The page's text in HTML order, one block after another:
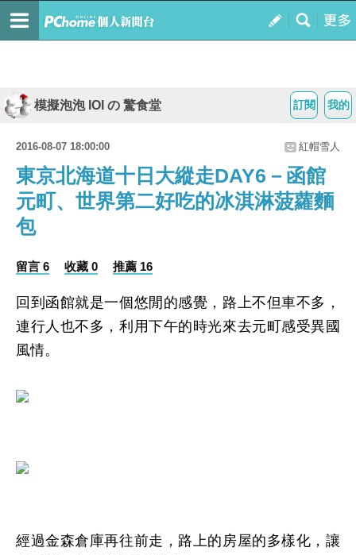
我的
訂閱
模擬泡泡 IOI の 驚食堂
2016-08-07 18:00:00 紅帽雪人
東京北海道十日大縱走DAY6－函館
元町、世界第二好吃的冰淇淋菠蘿麵
包
留言 6 收藏 0 推薦 16
回到函館就是一個悠閒的感覺，路上不但車不多，
連行人也不多，利用下午的時光來去元町感受異國
風情。
經過金森倉庫再往前走，路上的房屋的多樣化，讓